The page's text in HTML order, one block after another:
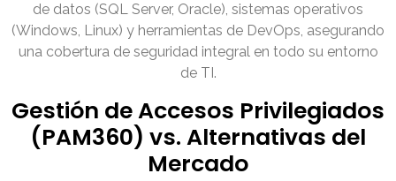
de datos (SQL Server, Oracle), sistemas operativos
(Windows, Linux) y herramientas de DevOps, asegurando
una cobertura de seguridad integral en todo su entorno
de TI.
Gestión de Accesos Privilegiados
(PAM360) vs. Alternativas del
Mercado